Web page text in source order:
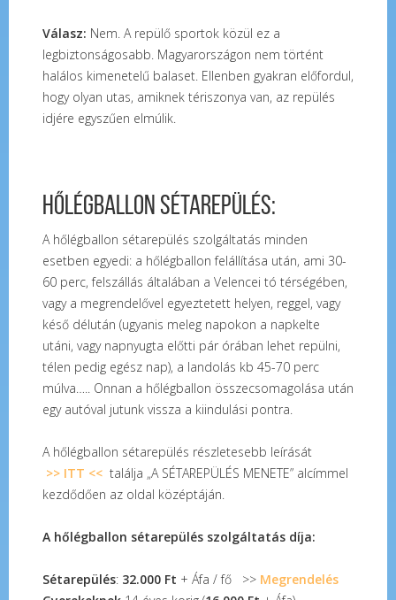
Válasz: Nem. A repülő sportok közül ez a
legbiztonságosabb. Magyarországon nem történt
halálos kimenetelű balaset. Ellenben gyakran előfordul,
hogy olyan utas, amiknek tériszonya van, az repülés
idjére egyszűen elmúlik.
Hőlégballon sétarepülés:
A hőlégballon sétarepülés szolgáltatás minden
esetben egyedi: a hőlégballon felállítása után, ami 30-
60 perc, felszállás általában a Velencei tó térségében,
vagy a megrendelővel egyeztetett helyen, reggel, vagy
késő délután (ugyanis meleg napokon a napkelte
utáni, vagy napnyugta előtti pár órában lehet repülni,
télen pedig egész nap), a landolás kb 45-70 perc
múlva….. Onnan a hőlégballon összecsomagolása után
egy autóval jutunk vissza a kiindulási pontra.
A hőlégballon sétarepülés részletesebb leírását
>> ITT << találja „A SÉTAREPÜLÉS MENETE” alcímmel
kezdődően az oldal középtáján.
A hőlégballon sétarepülés szolgáltatás díja:
Sétarepülés: 32.000 Ft + Áfa / fő >> Megrendelés